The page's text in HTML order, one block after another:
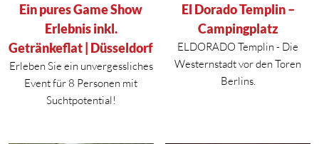
Aktueller Preis ist: 275,00 €.
Ein pures Game Show
Erlebnis inkl.
Getränkeflat | Düsseldorf
Erleben Sie ein unvergessliches
Event für 8 Personen mit
Suchtpotential!
Aktueller Preis ist: 10,00 €.
El Dorado Templin –
Campingplatz
ELDORADO Templin - Die
Westernstadt vor den Toren
Berlins.